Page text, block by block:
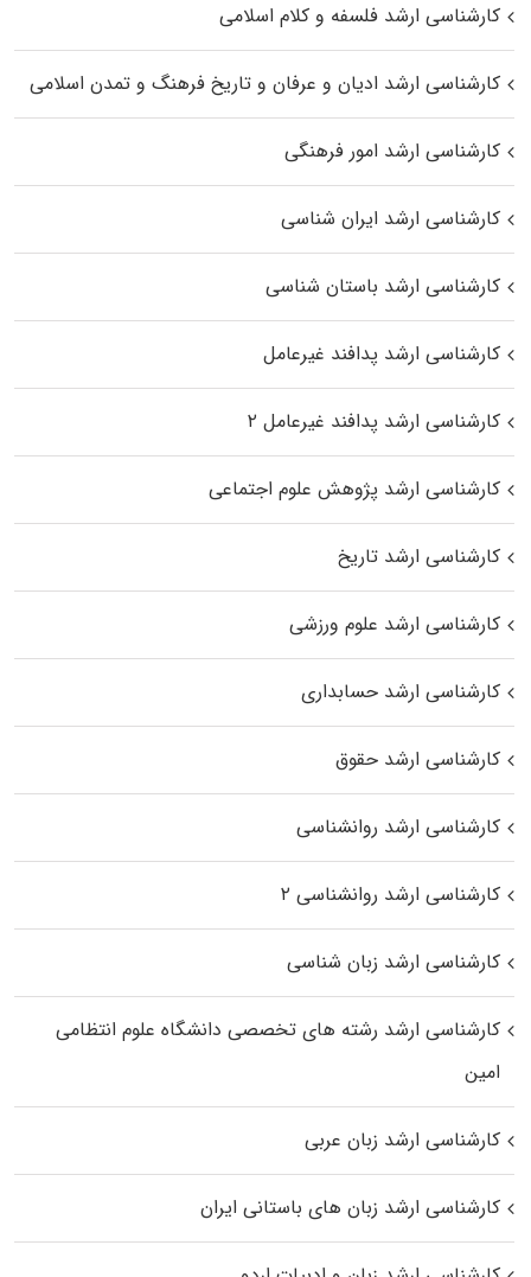
کارشناسی ارشد فلسفه و کلام اسلامی
کارشناسی ارشد ادیان و عرفان و تاریخ فرهنگ و تمدن اسلامی
کارشناسی ارشد امور فرهنگی
کارشناسی ارشد ایران شناسی
کارشناسی ارشد باستان شناسی
کارشناسی ارشد پدافند غیرعامل
کارشناسی ارشد پدافند غیرعامل ۲
کارشناسی ارشد پژوهش علوم اجتماعی
کارشناسی ارشد تاریخ
کارشناسی ارشد علوم ورزشی
کارشناسی ارشد حسابداری
کارشناسی ارشد حقوق
کارشناسی ارشد روانشناسی
کارشناسی ارشد روانشناسی ۲
کارشناسی ارشد زبان شناسی
کارشناسی ارشد رﺷﺘﻪ ﻫﺎی تخصصی داﻧﺸﮕﺎه ﻋﻠﻮم انتظامی
اﻣﻴﻦ
کارشناسی ارشد زبان عربی
کارشناسی ارشد زبان‌ های باستانی ایران